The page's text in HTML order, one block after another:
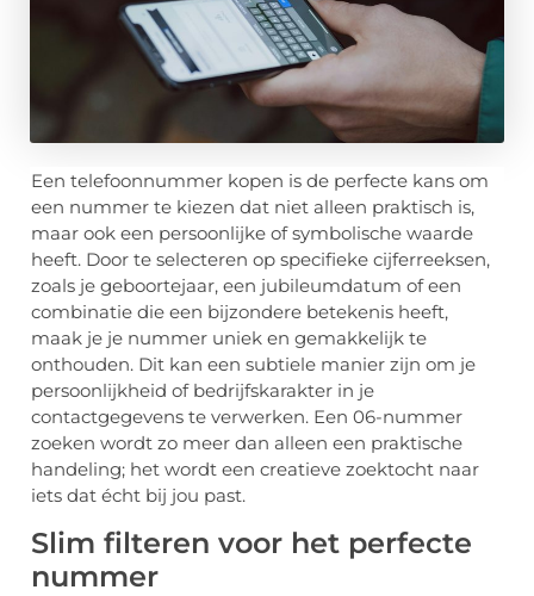
Een telefoonnummer kopen is de perfecte kans om
een nummer te kiezen dat niet alleen praktisch is,
maar ook een persoonlijke of symbolische waarde
heeft. Door te selecteren op specifieke cijferreeksen,
zoals je geboortejaar, een jubileumdatum of een
combinatie die een bijzondere betekenis heeft,
maak je je nummer uniek en gemakkelijk te
onthouden. Dit kan een subtiele manier zijn om je
persoonlijkheid of bedrijfskarakter in je
contactgegevens te verwerken. Een 06-nummer
zoeken wordt zo meer dan alleen een praktische
handeling; het wordt een creatieve zoektocht naar
iets dat écht bij jou past.
Slim filteren voor het perfecte
nummer